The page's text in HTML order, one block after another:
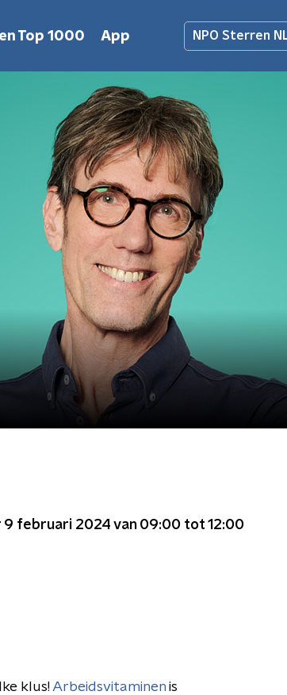
Top 1000 App NPO Sterren
9 februari 2024 van 09:00 tot 12:00
klus!Arbeidsvitaminen is